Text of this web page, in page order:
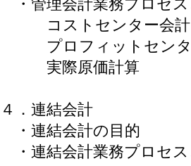
・管理会計業務プロセ
コストセンター会計
プロフィットセンタ
実際原価計算
４．連結会計
・連結会計の目的
・連結会計業務プロセ